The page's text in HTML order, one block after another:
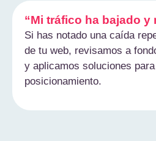
“Mi tráfico ha bajado y
Si has notado una caída
de tu web, revisamos a
y aplicamos soluciones
posicionamiento.